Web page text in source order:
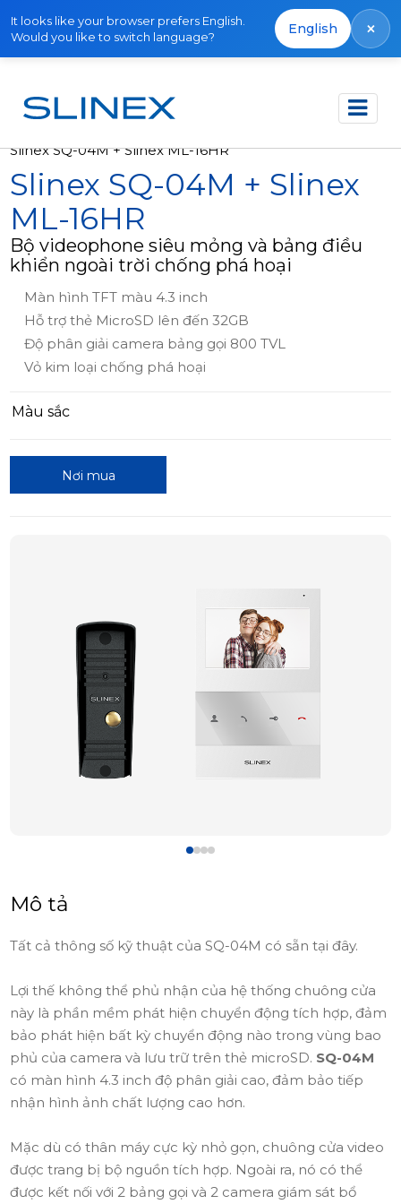
It looks like your browser prefers English.
Would you like to switch language?
English ×
Trang chủ Sản phẩm
Slinex SQ-04M + Slinex ML-16HR
Slinex SQ-04M + Slinex
ML-16HR
Bộ videophone siêu mỏng và bảng điều
khiển ngoài trời chống phá hoại
Màn hình TFT màu 4.3 inch
Hỗ trợ thẻ MicroSD lên đến 32GB
Độ phân giải camera bảng gọi 800 TVL
Vỏ kim loại chống phá hoại
Màu sắc
Nơi mua
Mô tả
Tất cả thông số kỹ thuật của SQ-04M có sẵn tại đây.
Lợi thế không thể phủ nhận của hệ thống chuông cửa
này là phần mềm phát hiện chuyển động tích hợp, đảm
bảo phát hiện bất kỳ chuyển động nào trong vùng bao
phủ của camera và lưu trữ trên thẻ microSD. SQ-04M
có màn hình 4.3 inch độ phân giải cao, đảm bảo tiếp
nhận hình ảnh chất lượng cao hơn.
Mặc dù có thân máy cực kỳ nhỏ gọn, chuông cửa video
được trang bị bộ nguồn tích hợp. Ngoài ra, nó có thể
được kết nối với 2 bảng gọi và 2 camera giám sát bổ